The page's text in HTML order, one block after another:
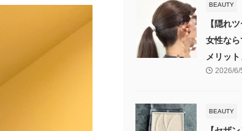
BEAUTY
【隠れ
女性なら
メリッ
2026/6/
BEAUTY